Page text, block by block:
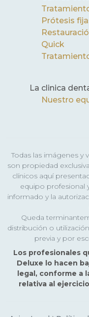
Prótesis
Quick
La clinica
Nuestro
Todas las imágenes y
son propiedad
clínicos aquí
equipo profesional
informado y la
Queda
distribución o
previa y por
Los profesionales
Deluxe lo hacen
legal, conforme a
relativa al